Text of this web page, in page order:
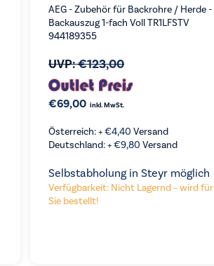
VERGLEICHEN
AEG - Zubehör für Backrohre / Herde -
Backauszug 1-fach Voll TR1LFSTV
944189355
UVP:€123,00
€69,00 inkl. MwSt.
Österreich: +€4,40 Versand
Deutschland: +€9,80 Versand
Selbstabholung in Steyr möglich
Verfügbarkeit: Nicht Lagernd – wird für
Sie bestellt!